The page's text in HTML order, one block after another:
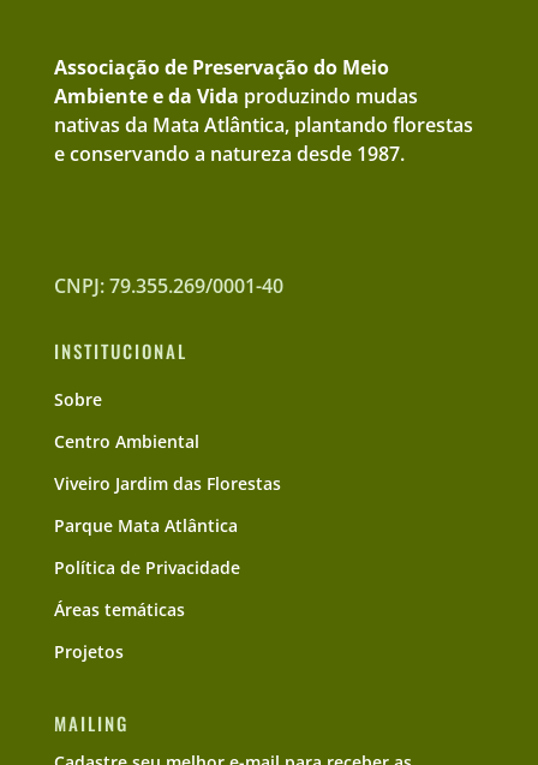
Associação de Preservação do Meio
Ambiente e da Vida produzindo mudas
nativas da Mata Atlântica, plantando florestas
e conservando a natureza desde 1987.
CNPJ: 79.355.269/0001-40
INSTITUCIONAL
Sobre
Centro Ambiental
Viveiro Jardim das Florestas
Parque Mata Atlântica
Política de Privacidade
Áreas temáticas
Projetos
MAILING